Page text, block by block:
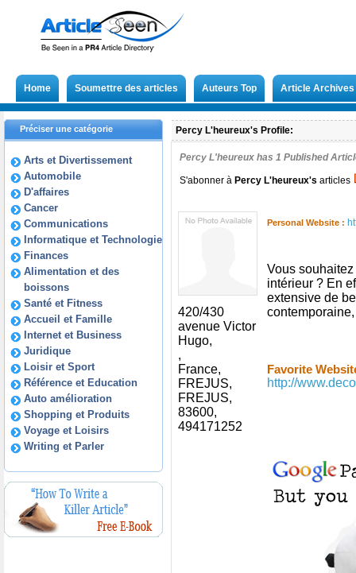
Home Soumettre des articles Auteurs Top Article Archives
Préciser une catégorie
Arts et Divertissement
Automobile
D'affaires
Cancer
Communications
Informatique et Technologie
Finances
Alimentation et des
boissons
Santé et Fitness
Accueil et Famille
Internet et Business
Juridique
Loisir et Sport
Référence et Education
Auto amélioration
Shopping et Produits
Voyage et Loisirs
Writing et Parler
Percy L'heureux's Profile:
Percy L'heureux has 1 Published
S'abonner à Percy L'heureux's articles
420/430
avenue Victor
Hugo,
,
France,
FREJUS,
FREJUS,
83600,
494171252
Personal Website :
Vous
intérieur ? En
extensive de
Favorite
http://